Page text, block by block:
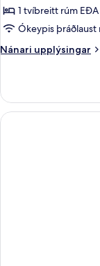
1 tvíbreitt rúm
Ókeypis þráðlaust
Nánari upplýsingar
Nánari
herbergi